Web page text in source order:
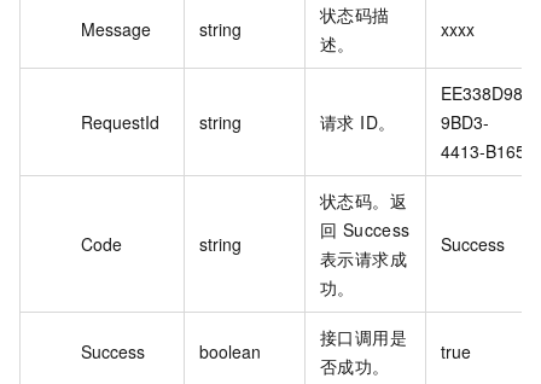
Message string
状态码描
述。
xxxx
RequestId string 请求 ID。
EE338D98-
9BD3-
4413-B165
Code string
状态码。返
回 Success
表示请求成
功。
Success
Success boolean
接口调用是
否成功。
true